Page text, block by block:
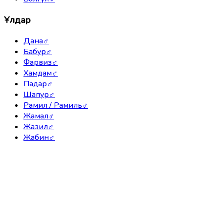
Ұлдар
Дана♂
Бабур♂
Фарвиз♂
Хамдам♂
Падар♂
Шапур♂
Рамил / Рамиль♂
Жамал♂
Жазил♂
Жабин♂